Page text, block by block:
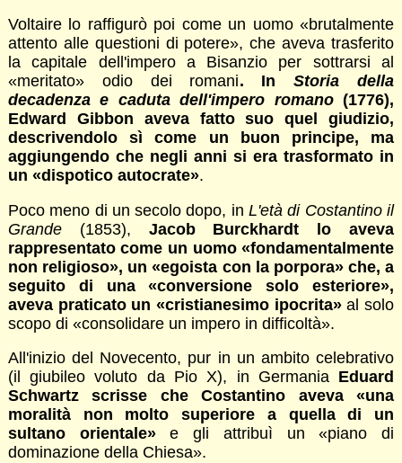
Voltaire lo raffigurò poi come un uomo «brutalmente
attento alle questioni di potere», che aveva trasferito
la capitale dell'impero a Bisanzio per sottrarsi al
«meritato» odio dei romani. InStoria della
decadenza e caduta dell'impero romano(1776),
Edward Gibbon aveva fatto suo quel giudizio,
descrivendolo sì come un buon principe, ma
aggiungendo che negli anni si era trasformato in
un «dispotico autocrate».
Poco meno di un secolo dopo, inL'età di Costantino il
Grande(1853), Jacob Burckhardt lo aveva
rappresentato come un uomo «fondamentalmente
non religioso», un «egoista con la porpora» che, a
seguito di una «conversione solo esteriore»,
aveva praticato un «cristianesimo ipocrita»al solo
scopo di «consolidare un impero in difficoltà».
All'inizio del Novecento, pur in un ambito celebrativo
(il giubileo voluto da Pio X), in Germania Eduard
Schwartz scrisse che Costantino aveva «una
moralità non molto superiore a quella di un
sultano orientale»e gli attribuì un «piano di
dominazione della Chiesa».